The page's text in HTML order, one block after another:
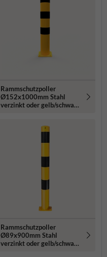
Rammschutzpoller
Ø152x1000mm Stahl
verzinkt oder gelb/schwarz
Rammschutzpoller
Ø89x900mm Stahl
verzinkt oder gelb/schwarz